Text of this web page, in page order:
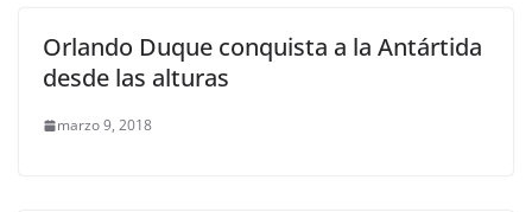
Orlando Duque conquista a la Antártida
desde las alturas
marzo 9, 2018